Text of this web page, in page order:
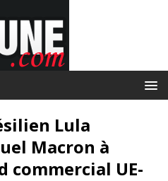
Lula
Macron à
commercial UE-